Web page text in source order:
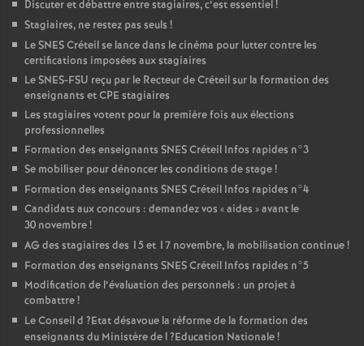
Discuter et débattre entre stagiaires, c’est essentiel!
Stagiaires, ne restez pas seuls !
LeSNESCréteil se lance dans le cinéma pour lutter contre les
certifications imposées aux stagiaires
LeSNES-FSU reçu par le Recteur de Créteil sur la formation des
enseignants etCPE stagiaires
Les stagiaires votent pour la première fois aux élections
professionnelles
Formation des enseignants SNESCréteil Infos rapides n°3
Se mobiliser pour dénoncer les conditions de stage!
Formation des enseignants SNESCréteil Infos rapides n°4
Candidats aux concours : demandez vos «aides » avant le
30 novembre!
AG des stagiaires des 15 et 17 novembre, la mobilisation continue!
Formation des enseignants SNESCréteil Infos rapides n°5
Modification de l’évaluation des personnels : un projet à
combattre!
Le Conseil d ?Etat désavoue la réforme de la formation des
enseignants du Ministère de l?Education Nationale!